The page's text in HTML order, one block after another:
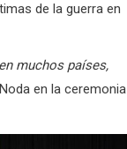
de la guerra en
muchos países,
en la ceremonia